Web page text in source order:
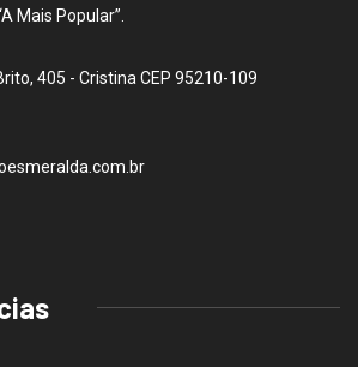
Mais Popular”.
405 - Cristina CEP 95210-109